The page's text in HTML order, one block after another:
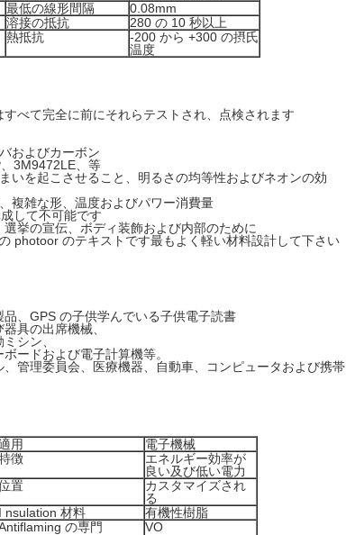
最低の線形間隔
0.08mm
溶接の抵抗
280 の 10 秒以上
熱抵抗
-200 から +300 の摂氏
温度
べて完全に前にそれらテストされ、点検されます
およびカーボン
3M9472LE、等
いを起こさせること、明るさの均等性およびネオンの効
複雑な形、温度およびパワー消費量
して不可能です
挙の宣伝、ボディ装飾および内部のために
photoor のテキストです最もよく軽い材料設計して下さい
、GPS の子供学んでいる子供電子読書
具の出席機械、
シン、
ードおよび電子計算機等。
管理委員会、医療機器、自動車、コンピュータおよび携帯
用
電子機械
徴
エネルギー効率が
良い及び低い電力
置
カスタマイズされ
る
I nsulation 材料
有機性樹脂
の専門
VO